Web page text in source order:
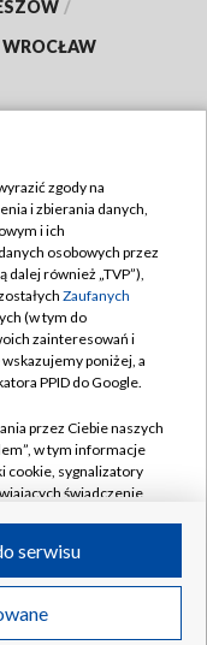
/
WROCŁAW
w likwidacji
zgody na
i zbierania danych,
i ich
osobowych przez
dalej również „TVP”),
Zaufanych
(w tym do
zainteresowań i
poniżej, a
PPID do Google.
przez Ciebie naszych
w tym informacje
cookie, sygnalizatory
świadczenie
przez Ciebie
IP, identyfikatory
serwisu